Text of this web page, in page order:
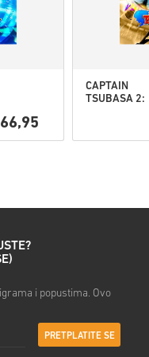
• Odaberi svoj proizvod
• Dovrši narudžbu
66,95
CAPTAIN
TSUBASA 2:
Deluxe
i popustima. Ovo
PRETPLATITE SE